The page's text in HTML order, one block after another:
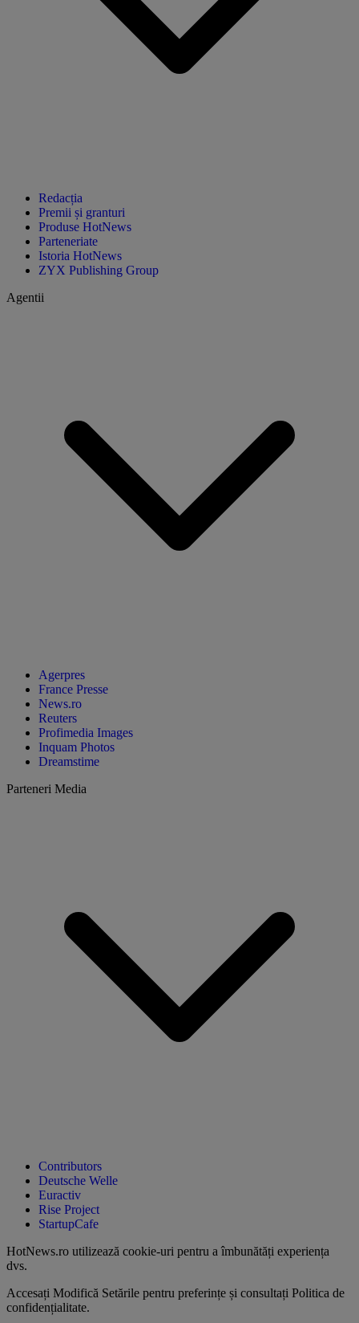
Redacția
Premii și granturi
Produse HotNews
Parteneriate
Istoria HotNews
ZYX Publishing Group
Agentii
Agerpres
France Presse
News.ro
Reuters
Profimedia Images
Inquam Photos
Dreamstime
Parteneri Media
Contributors
Deutsche Welle
Euractiv
Rise Project
StartupCafe
HotNews.ro utilizează cookie-uri pentru a îmbunătăți experiența
dvs.
Accesați Modifică Setările pentru preferințe și consultați Politica de
confidențialitate.